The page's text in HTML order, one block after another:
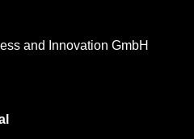
and Innovation GmbH